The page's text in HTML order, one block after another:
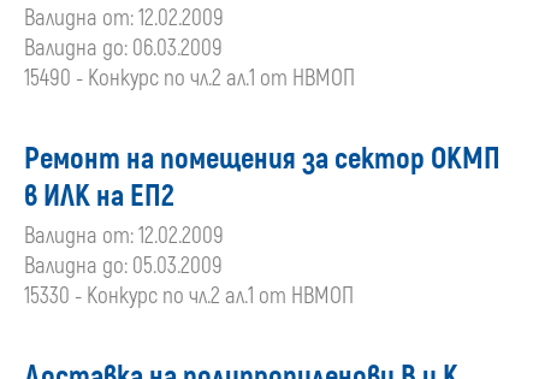
Валидна от: 12.02.2009
Валидна до: 06.03.2009
15490 - Конкурс по чл.2 ал.1 от НВМОП
Ремонт на помещения за сектор ОКМП
в ИЛК на ЕП2
Валидна от: 12.02.2009
Валидна до: 05.03.2009
15330 - Конкурс по чл.2 ал.1 от НВМОП